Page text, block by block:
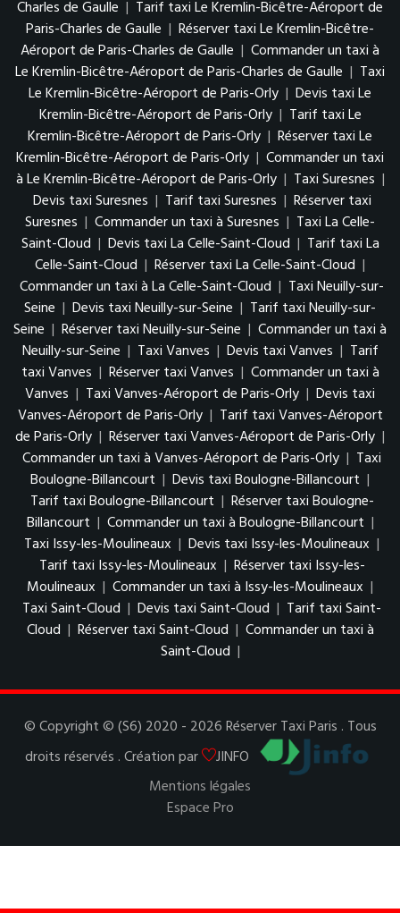
Charles de Gaulle | Tarif taxi Le Kremlin-Bicêtre-Aéroport de
Paris-Charles de Gaulle | Réserver taxi Le Kremlin-Bicêtre-
Aéroport de Paris-Charles de Gaulle | Commander un taxi à
Le Kremlin-Bicêtre-Aéroport de Paris-Charles de Gaulle | Taxi
Le Kremlin-Bicêtre-Aéroport de Paris-Orly | Devis taxi Le
Kremlin-Bicêtre-Aéroport de Paris-Orly | Tarif taxi Le
Kremlin-Bicêtre-Aéroport de Paris-Orly | Réserver taxi Le
Kremlin-Bicêtre-Aéroport de Paris-Orly | Commander un taxi
à Le Kremlin-Bicêtre-Aéroport de Paris-Orly | Taxi Suresnes |
Devis taxi Suresnes | Tarif taxi Suresnes | Réserver taxi
Suresnes | Commander un taxi à Suresnes | Taxi La Celle-
Saint-Cloud | Devis taxi La Celle-Saint-Cloud | Tarif taxi La
Celle-Saint-Cloud | Réserver taxi La Celle-Saint-Cloud |
Commander un taxi à La Celle-Saint-Cloud | Taxi Neuilly-sur-
Seine | Devis taxi Neuilly-sur-Seine | Tarif taxi Neuilly-sur-
Seine | Réserver taxi Neuilly-sur-Seine | Commander un taxi à
Neuilly-sur-Seine | Taxi Vanves | Devis taxi Vanves | Tarif
taxi Vanves | Réserver taxi Vanves | Commander un taxi à
Vanves | Taxi Vanves-Aéroport de Paris-Orly | Devis taxi
Vanves-Aéroport de Paris-Orly | Tarif taxi Vanves-Aéroport
de Paris-Orly | Réserver taxi Vanves-Aéroport de Paris-Orly |
Commander un taxi à Vanves-Aéroport de Paris-Orly | Taxi
Boulogne-Billancourt | Devis taxi Boulogne-Billancourt |
Tarif taxi Boulogne-Billancourt | Réserver taxi Boulogne-
Billancourt | Commander un taxi à Boulogne-Billancourt |
Taxi Issy-les-Moulineaux | Devis taxi Issy-les-Moulineaux |
Tarif taxi Issy-les-Moulineaux | Réserver taxi Issy-les-
Moulineaux | Commander un taxi à Issy-les-Moulineaux |
Taxi Saint-Cloud | Devis taxi Saint-Cloud | Tarif taxi Saint-
Cloud | Réserver taxi Saint-Cloud | Commander un taxi à
Saint-Cloud |
© Copyright © (S6) 2020 - 2026 Réserver Taxi Paris . Tous
droits réservés . Création par
JINFO
Mentions légales
Espace Pro